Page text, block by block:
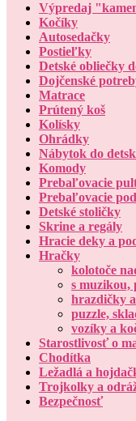
Výpredaj
Kočíky
Autosedačky
Postieľky
Detské obliečky
Dojčenské
Matrace
Prútený koš
Kolísky
Ohrádky
Nábytok do
Komody
Prebaľovacie
Prebaľovacie
Detské stoličky
Skrine a regály
Hracie deky a
Hračky
kolotoče
s muzikou,
hrazdičky
puzzle,
vozíky a
Starostlivosť o
Chodítka
Ležadlá a
Trojkolky a
Bezpečnosť